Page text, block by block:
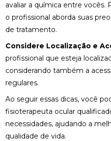
avaliar a química entre
o profissional aborda suas
de tratamento.
Considere Localização e
profissional que esteja
considerando também a
regulares.
Ao seguir essas dicas, você
fisioterapeuta ocular
necessidades, ajudando a
qualidade de vida.
DESCUBRA OS BENEFÍCIOS DA ACUPUNTURA RJ
PARA A SUA SAÚDE
DESCUBRA OS BENEFÍCIOS DA ACUPUNTURA RJ
PARA SUA SAÚDE E BEM-
DESCUBRA OS BENEFÍCIOS DA CLÍNICA DE
QUIROPRAXIA PARA SUA
DESCUBRA OS
DESCUBRA OS BENEFÍCIOS DA QUIROPRAXIA NA
FISIOTERAPIA